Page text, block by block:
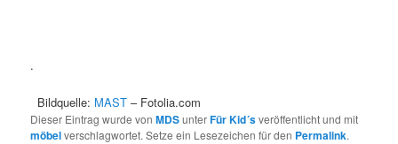
.
Bildquelle: MAST – Fotolia.com
Dieser Eintrag wurde vonMDSunterFür Kid´sveröffentlicht und mit
möbelverschlagwortet. Setze ein Lesezeichen für den Permalink.